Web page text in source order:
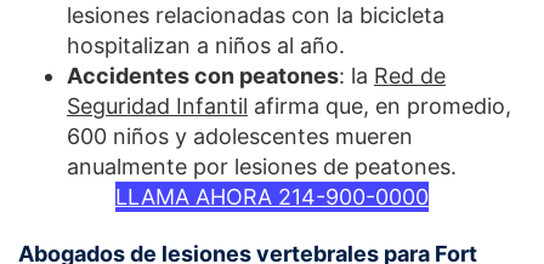
lesiones relacionadas con la bicicleta
hospitalizan a niños al año.
Accidentes con peatones: la Red de
Seguridad Infantil afirma que, en promedio,
600 niños y adolescentes mueren
anualmente por lesiones de peatones.
LLAMA AHORA 214-900-0000
Abogados de lesiones vertebrales para Fort